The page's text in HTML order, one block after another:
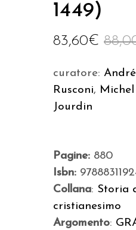
1449)
83,60€
curatore:
Rusconi,
Jourdin
Pagine: 880
Isbn:
Collana: Storia
cristianesimo
Argomento: